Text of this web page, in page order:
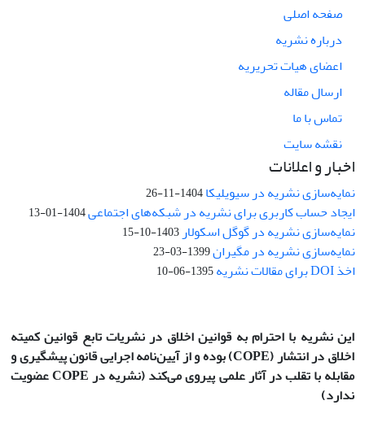
صفحه اصلی
درباره نشریه
اعضای هیات تحریریه
ارسال مقاله
تماس با ما
نقشه سایت
اخبار و اعلانات
نمایه‌سازی نشریه در سیویلیکا1404-11-26
ایجاد حساب کاربری برای نشریه در شبکه‌های اجتماعی1404-01-13
نمایه‌سازی نشریه در گوگل اسکولار 1403-10-15
نمایه‌سازی نشریه در مگیران1399-03-23
اخذ DOI برای مقالات نشریه 1395-06-10
این نشریه با احترام به قوانین اخلاق در نشریات تابع قوانین کمیته
اخلاق در انتشار(COPE)بوده و از آیین‌نامه اجرایی قانون پیشگیری و
مقابله با تقلب در آثار علمی پیروی می‌کند (نشریه در COPE عضویت
ندارد)